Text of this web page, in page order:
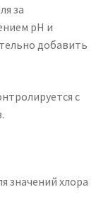
за
рН и
добавить
с
значений хлора